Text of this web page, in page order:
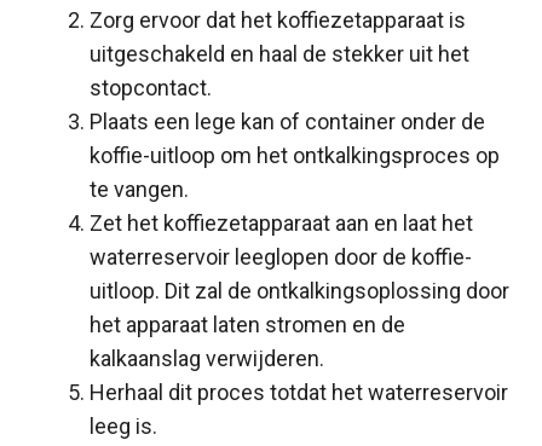
Zorg ervoor dat het koffiezetapparaat is
uitgeschakeld en haal de stekker uit het
stopcontact.
Plaats een lege kan of container onder de
koffie-uitloop om het ontkalkingsproces op
te vangen.
Zet het koffiezetapparaat aan en laat het
waterreservoir leeglopen door de koffie-
uitloop. Dit zal de ontkalkingsoplossing door
het apparaat laten stromen en de
kalkaanslag verwijderen.
Herhaal dit proces totdat het waterreservoir
leeg is.